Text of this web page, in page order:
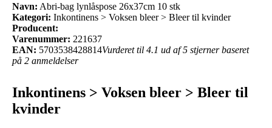
Navn: Abri-bag lynlåspose 26x37cm 10 stk
Kategori: Inkontinens > Voksen bleer > Bleer til kvinder
Producent:
Varenummer: 221637
EAN: 5703538428814Vurderet til 4.1 ud af 5 stjerner baseret
på 2 anmeldelser
Inkontinens > Voksen bleer > Bleer til
kvinder